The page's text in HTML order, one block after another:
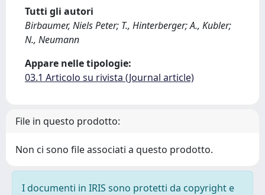
Tutti gli autori
Birbaumer, Niels Peter; T., Hinterberger; A., Kubler;
N., Neumann
Appare nelle tipologie:
03.1 Articolo su rivista (Journal article)
File in questo prodotto:
Non ci sono file associati a questo prodotto.
I documenti in IRIS sono protetti da copyright e